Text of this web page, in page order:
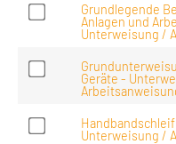
Grundlegende
Anlagen und
Unterweisung /
Geräte -
Unterweisung /